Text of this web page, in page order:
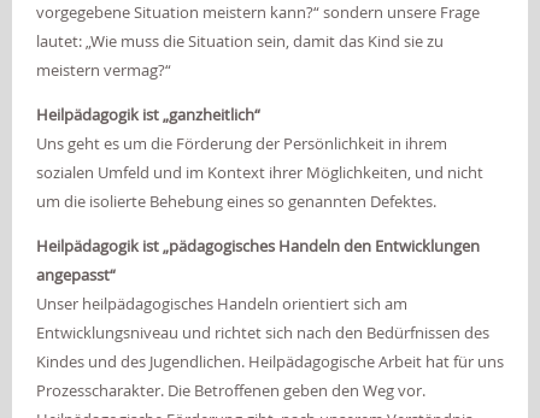
vorgegebene Situation meistern kann?“ sondern unsere Frage
lautet: „Wie muss die Situation sein, damit das Kind sie zu
meistern vermag?“
Heilpädagogik ist „ganzheitlich“
Uns geht es um die Förderung der Persönlichkeit in ihrem
sozialen Umfeld und im Kontext ihrer Möglichkeiten, und nicht
um die isolierte Behebung eines so genannten Defektes.
Heilpädagogik ist „pädagogisches Handeln den Entwicklungen
angepasst“
Unser heilpädagogisches Handeln orientiert sich am
Entwicklungsniveau und richtet sich nach den Bedürfnissen des
Kindes und des Jugendlichen. Heilpädagogische Arbeit hat für uns
Prozesscharakter. Die Betroffenen geben den Weg vor.